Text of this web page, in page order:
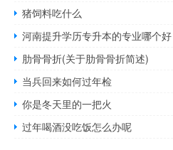
猪饲料吃什么
河南提升学历专升本的专业哪个好
肋骨骨折(关于肋骨骨折简述)
当兵回来如何过年检
你是冬天里的一把火
过年喝酒没吃饭怎么办呢